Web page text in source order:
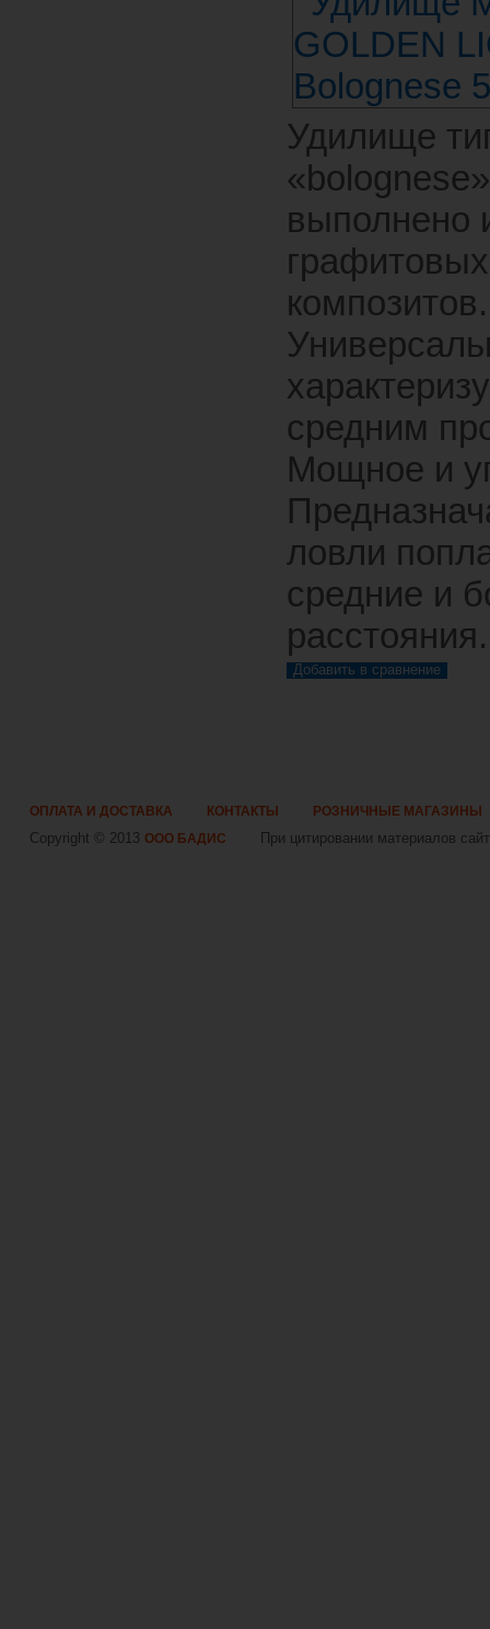
Удилище
выполнено
графитовых
композитов.
средним
Мощное и
ловли
средние и
расстояния.
ОПЛАТА И ДОСТАВКА КОНТАКТЫ РОЗНИЧНЫЕ МАГАЗИНЫ
Copyright © 2013 ООО БАДИС При цитировании материалов